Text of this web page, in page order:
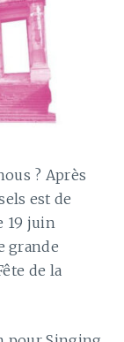
? Après
est de
19 juin
grande
de la